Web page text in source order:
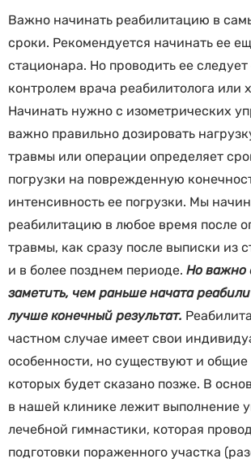
Важно начинать реабилитацию в
сроки. Рекомендуется начинать ее
стационара. Но проводить ее
контролем врача реабилитолога или
Начинать нужно с изометрических
важно правильно дозировать
травмы или операции определяет
погрузки на поврежденную
интенсивность ее погрузки. Мы
реабилитацию в любое время после
травмы, как сразу после выписки из
и в более позднем периоде. Но важно
заметить, чем раньше начата
лучше конечный результат.
частном случае имеет свои
особенности, но существуют и
которых будет сказано позже. В
в нашей клинике лежит выполнение
лечебной гимнастики, которая
подготовки пораженного участка